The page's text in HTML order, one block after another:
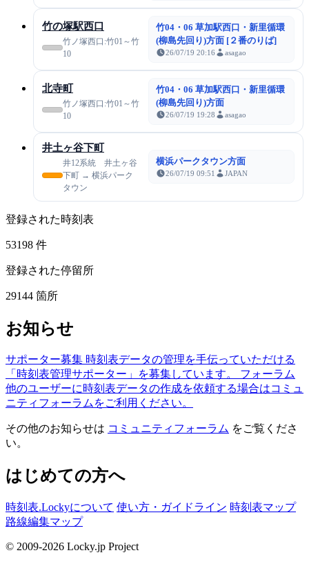
竹の塚駅西口
竹ノ塚西口:竹01～竹
10
竹04・06 草加駅西口・新里循環
(柳島先回り)方面 [２番のりば]
26/07/19 20:16 asagao
北寺町
竹ノ塚西口:竹01～竹
10
竹04・06 草加駅西口・新里循環
(柳島先回り)方面
26/07/19 19:28 asagao
井土ヶ谷下町
井12系統 井土ヶ谷
下町 → 横浜パーク
タウン
横浜パークタウン方面
26/07/19 09:51 JAPAN
登録された時刻表
53198 件
登録された停留所
29144 箇所
お知らせ
サポーター募集 時刻表データの管理を手伝っていただける
「時刻表管理サポーター」を募集しています。
フォーラム
他のユーザーに時刻表データの作成を依頼する場合はコミュ
ニティフォーラムをご利用ください。
その他のお知らせは コミュニティフォーラム をご覧くださ
い。
はじめての方へ
時刻表.Lockyについて 使い方・ガイドライン 時刻表マップ
路線編集マップ
© 2009-2026 Locky.jp Project